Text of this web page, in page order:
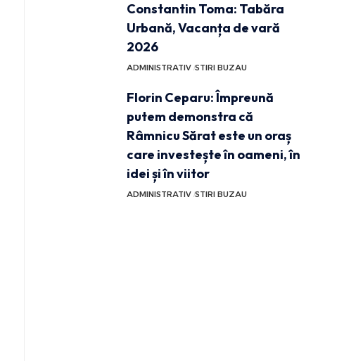
Constantin Toma: Tabăra
Urbană, Vacanța de vară
2026
ADMINISTRATIV STIRI BUZAU
Florin Ceparu: Împreună
putem demonstra că
Râmnicu Sărat este un oraș
care investește în oameni, în
idei și în viitor
ADMINISTRATIV STIRI BUZAU